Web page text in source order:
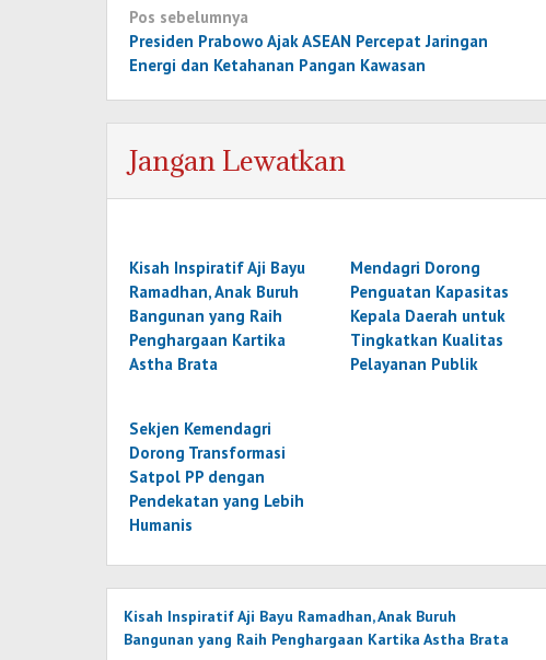
Navigasi
pos
Pos sebelumnya
Presiden Prabowo Ajak ASEAN Percepat Jaringan
Energi dan Ketahanan Pangan Kawasan
Jangan Lewatkan
Kisah Inspiratif Aji Bayu
Ramadhan, Anak Buruh
Bangunan yang Raih
Penghargaan Kartika
Astha Brata
Mendagri Dorong
Penguatan Kapasitas
Kepala Daerah untuk
Tingkatkan Kualitas
Pelayanan Publik
Sekjen Kemendagri
Dorong Transformasi
Satpol PP dengan
Pendekatan yang Lebih
Humanis
Kisah Inspiratif Aji Bayu Ramadhan, Anak Buruh
Bangunan yang Raih Penghargaan Kartika Astha Brata